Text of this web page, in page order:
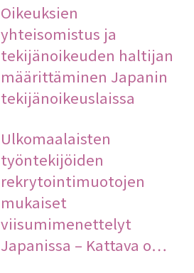
Oikeuksien
yhteisomistus ja
tekijänoikeuden haltijan
määrittäminen Japanin
tekijänoikeuslaissa
Ulkomaalaisten
työntekijöiden
rekrytointimuotojen
mukaiset
viisumimenettelyt
Japanissa – Kattava o…